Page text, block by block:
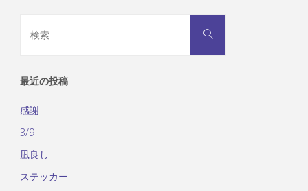
対
検
最近の投稿
感謝
3/9
凪良し
ステッカー